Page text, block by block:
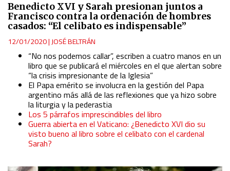
Benedicto XVI y Sarah presionan juntos a
Francisco contra la ordenación de hombres
casados: “El celibato es indispensable”
12/01/2020| JOSÉ BELTRÁN
“No nos podemos callar”, escriben a cuatro manos en un
libro que se publicará el miércoles en el que alertan sobre
“la crisis impresionante de la Iglesia”
El Papa emérito se involucra en la gestión del Papa
argentino más allá de las reflexiones que ya hizo sobre
la liturgia y la pederastia
Los 5 párrafos imprescindibles del libro
Guerra abierta en el Vaticano: ¿Benedicto XVI dio su
visto bueno al libro sobre el celibato con el cardenal
Sarah?